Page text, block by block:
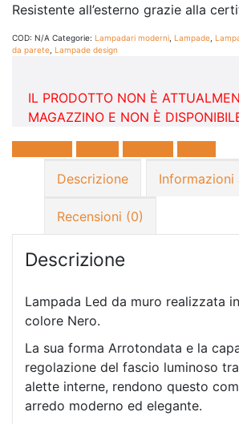
Resistente all’esterno grazie alla
COD: N/A Categorie: Lampadari moderni Lampade
da parete Lampade design
IL PRODOTTO NON È
MAGAZZINO E NON È
Descrizione
Informazioni
Recensioni (0)
Descrizione
Lampada Led da muro realizzata
colore Nero.
La sua forma Arrotondata e la
regolazione del fascio luminoso
alette interne, rendono questo
arredo moderno ed elegante.